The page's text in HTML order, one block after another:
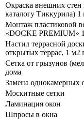
Окраска внешних стен
каталогу Тиккурила)
Монтаж пластиковой
«DOCKE PREMIUM»
Настил террасной
открытых террас, 1 м2
Сетка от грызунов
дома
Замена однокамерных
Москитные сетки
Ламинация окон
Шпросы в окна